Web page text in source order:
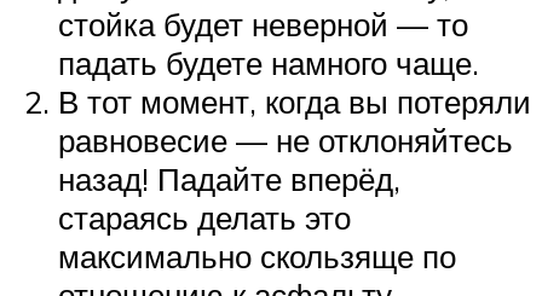
стойка будет неверной — то
падать будете намного чаще.
В тот момент, когда вы потеряли
равновесие — не отклоняйтесь
назад! Падайте вперёд,
стараясь делать это
максимально скользяще по